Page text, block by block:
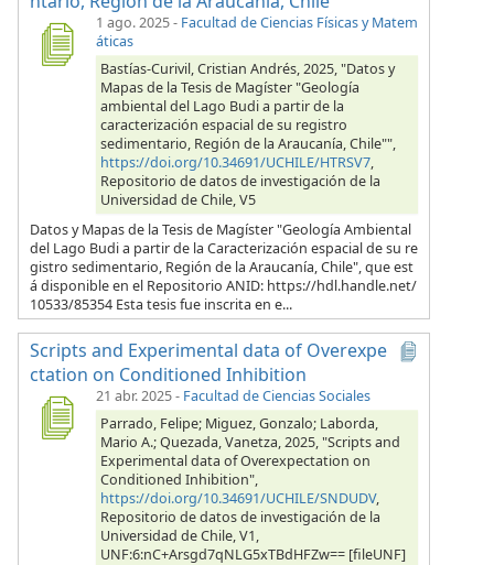
1 ago. 2025- Facultad de Ciencias Físicas y Matem
áticas
Bastías-Curivil, Cristian Andrés, 2025, "Datos y
Mapas de la Tesis de Magíster "Geología
ambiental del Lago Budi a partir de la
caracterización espacial de su registro
sedimentario, Región de la Araucanía, Chile"",
https://doi.org/10.34691/UCHILE/HTRSV7,
Repositorio de datos de investigación de la
Universidad de Chile, V5
Datos y Mapas de la Tesis de Magíster "Geología Ambiental
del Lago Budi a partir de la Caracterización espacial de su re
gistro sedimentario, Región de la Araucanía, Chile", que est
á disponible en el Repositorio ANID: https://hdl.handle.net/
10533/85354 Esta tesis fue inscrita en e...
Scripts and Experimental data of Overexpe
ctation on Conditioned Inhibition
21 abr. 2025- Facultad de Ciencias Sociales
Parrado, Felipe; Miguez, Gonzalo; Laborda,
Mario A.; Quezada, Vanetza, 2025, "Scripts and
Experimental data of Overexpectation on
Conditioned Inhibition",
https://doi.org/10.34691/UCHILE/SNDUDV,
Repositorio de datos de investigación de la
Universidad de Chile, V1,
UNF:6:nC+Arsgd7qNLG5xTBdHFZw== [fileUNF]